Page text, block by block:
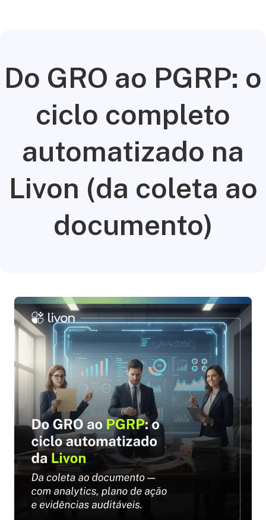
Do GRO ao PGRP: o
ciclo completo
automatizado na
Livon (da coleta ao
documento)